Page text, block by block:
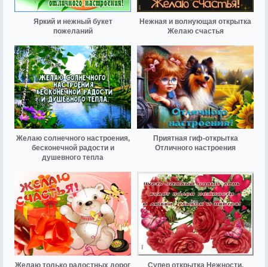
Яркий и нежный букет
пожеланий
Нежная и волнующая открытка
Желаю счастья
Желаю солнечного настроения,
бесконечной радости и
душевного тепла
Приятная гиф-открытка
Отличного настроения
Желаю только радостных дорог Супер открытка Нежности,